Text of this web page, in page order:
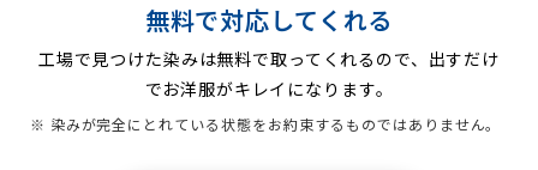
無料で対応してくれる
工場で見つけた染みは無料で取ってくれるので、出すだけ
でお洋服がキレイになります。
※ 染みが完全にとれている状態をお約束するものではありません。